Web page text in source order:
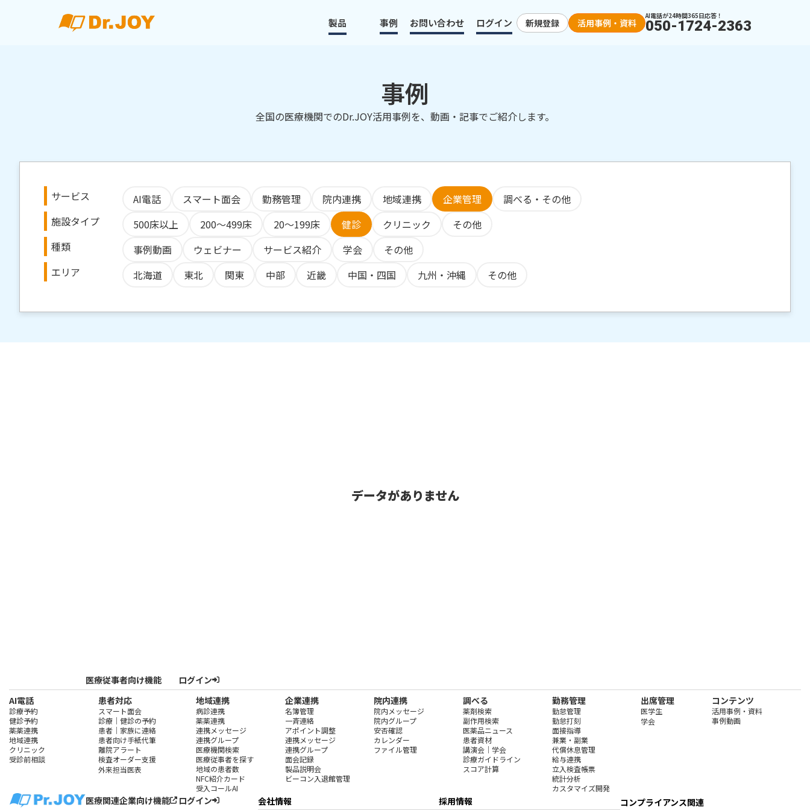
事例 お問い合わせ ログイン 新規登録 活用事例・資料
AI電話が24時間365日応答！
050-1724-2363
製品
事例
全国の医療機関でのDr.JOY活用事例を、動画・記事でご紹介します。
サービス AI電話 スマート面会 勤務管理 院内連携 地域連携 企業管理
調べる・その他
施設タイプ
500床以上 200～499床 20～199床 健診 クリニック
その他
種類
事例動画 ウェビナー サービス紹介 学会
その他
エリア
北海道 東北 関東 中部 近畿 中国・四国 九州・沖縄 その他
データがありません
医療従事者向け機能
ログイン
AI電話
診療予約
健診予約
薬薬連携
地域連携
クリニック
受診前相談
患者対応
スマート面会
診療｜健診の予約
患者｜家族に連絡
患者向け手紙代筆
離院アラート
検査オーダー支援
外来担当医表
地域連携
病診連携
薬薬連携
連携メッセージ
連携グループ
医療機関検索
医療従事者を探す
地域の患者数
NFC紹介カード
受入コールAI
企業連携
名簿管理
一斉連絡
アポイント調整
連携メッセージ
連携グループ
面会記録
製品説明会
ビーコン入退館管理
院内連携
院内メッセージ
院内グループ
安否確認
カレンダー
ファイル管理
調べる
薬剤検索
副作用検索
医薬品ニュース
患者資材
講演会｜学会
診療ガイドライン
スコア計算
勤務管理
勤怠管理
勤怠打刻
面接指導
兼業・副業
代償休息管理
給与連携
立入検査帳票
統計分析
カスタマイズ開発
出席管理
医学生
学会
コンテンツ
活用事例・資料
事例動画
医療関連企業向け機能 ログイン 会社情報 採用情報 コンプライアンス関連